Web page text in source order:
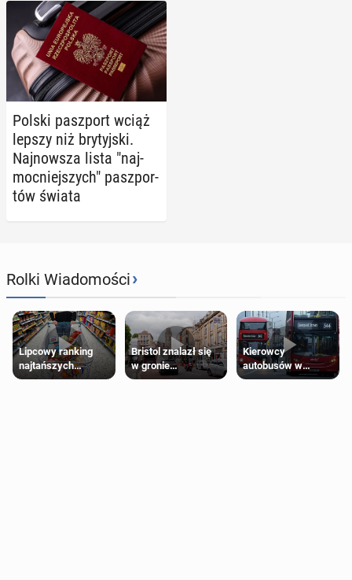
Polski pasz­port wciąż
lepszy niż bry­tyj­ski.
Naj­now­sza lista "naj­
moc­niej­szych" pasz­por­
tów świata
Rolki Wiadomości›
Lipcowy ranking
najtańszych
supermarketów
Bristol znalazł się
w gronie
najlepszych
Kierowcy
autobusów w
Londynie